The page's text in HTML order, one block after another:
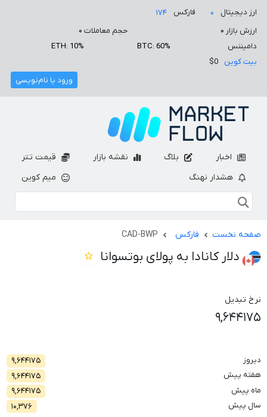
ارز دیجیتال ۰ فارکس
۱۷۴
ارزش بازار ۰ حجم معاملات ۰
دامیننس
BTC: 60%
ETH: 10%
بیت کوین
$0
ورود یا نام‌نویسی
اخبار بلاگ نقشه بازار
قیمت تتر
هشدار نهنگ
میم کوین
صفحه نخست فارکس CAD-BWP
دلار کانادا به پولای بوتسوانا
نرخ تبدیل
۹,۶۴۴۱۷۵
دیروز
۹,۶۴۴۱۷۵
هفته پیش
۹,۶۴۴۱۷۵
ماه پیش
۹,۶۴۴۱۷۵
سال پیش
۱۰,۳۷۶